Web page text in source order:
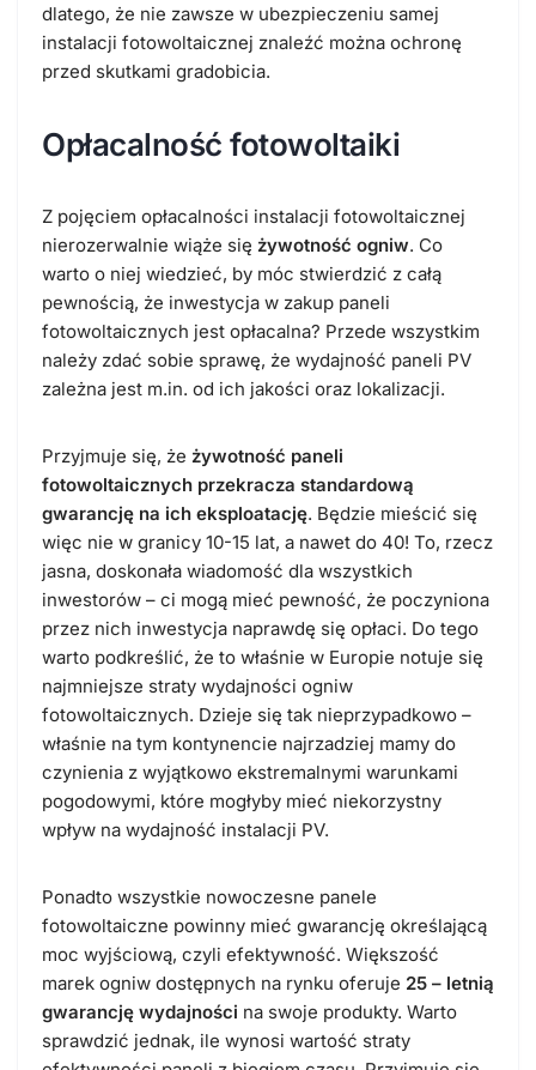
dlatego, że nie zawsze w ubezpieczeniu samej
instalacji fotowoltaicznej znaleźć można ochronę
przed skutkami gradobicia.
Opłacalność fotowoltaiki
Z pojęciem opłacalności instalacji fotowoltaicznej
nierozerwalnie wiąże się żywotność ogniw. Co
warto o niej wiedzieć, by móc stwierdzić z całą
pewnością, że inwestycja w zakup paneli
fotowoltaicznych jest opłacalna? Przede wszystkim
należy zdać sobie sprawę, że wydajność paneli PV
zależna jest m.in. od ich jakości oraz lokalizacji.
Przyjmuje się, że żywotność paneli
fotowoltaicznych przekracza standardową
gwarancję na ich eksploatację. Będzie mieścić się
więc nie w granicy 10-15 lat, a nawet do 40! To, rzecz
jasna, doskonała wiadomość dla wszystkich
inwestorów – ci mogą mieć pewność, że poczyniona
przez nich inwestycja naprawdę się opłaci. Do tego
warto podkreślić, że to właśnie w Europie notuje się
najmniejsze straty wydajności ogniw
fotowoltaicznych. Dzieje się tak nieprzypadkowo –
właśnie na tym kontynencie najrzadziej mamy do
czynienia z wyjątkowo ekstremalnymi warunkami
pogodowymi, które mogłyby mieć niekorzystny
wpływ na wydajność instalacji PV.
Ponadto wszystkie nowoczesne panele
fotowoltaiczne powinny mieć gwarancję określającą
moc wyjściową, czyli efektywność. Większość
marek ogniw dostępnych na rynku oferuje 25 – letnią
gwarancję wydajności na swoje produkty. Warto
sprawdzić jednak, ile wynosi wartość straty